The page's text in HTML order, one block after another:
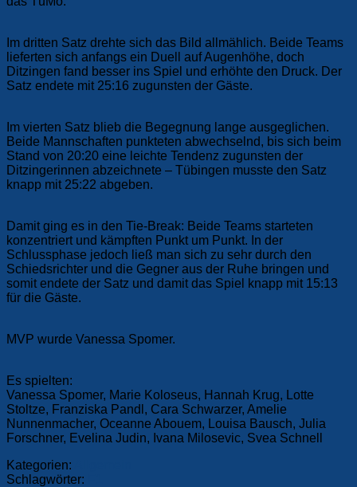
Im dritten Satz drehte sich das Bild allmählich. Beide Teams
lieferten sich anfangs ein Duell auf Augenhöhe, doch
Ditzingen fand besser ins Spiel und erhöhte den Druck. Der
Satz endete mit 25:16 zugunsten der Gäste.
Im vierten Satz blieb die Begegnung lange ausgeglichen.
Beide Mannschaften punkteten abwechselnd, bis sich beim
Stand von 20:20 eine leichte Tendenz zugunsten der
Ditzingerinnen abzeichnete – Tübingen musste den Satz
knapp mit 25:22 abgeben.
Damit ging es in den Tie-Break: Beide Teams starteten
konzentriert und kämpften Punkt um Punkt. In der
Schlussphase jedoch ließ man sich zu sehr durch den
Schiedsrichter und die Gegner aus der Ruhe bringen und
somit endete der Satz und damit das Spiel knapp mit 15:13
für die Gäste.
MVP wurde Vanessa Spomer.
Es spielten:
Vanessa Spomer, Marie Koloseus, Hannah Krug, Lotte
Stoltze, Franziska Pandl, Cara Schwarzer, Amelie
Nunnenmacher, Oceanne Abouem, Louisa Bausch, Julia
Forschner, Evelina Judin, Ivana Milosevic, Svea Schnell
Kategorien:
Schlagwörter: